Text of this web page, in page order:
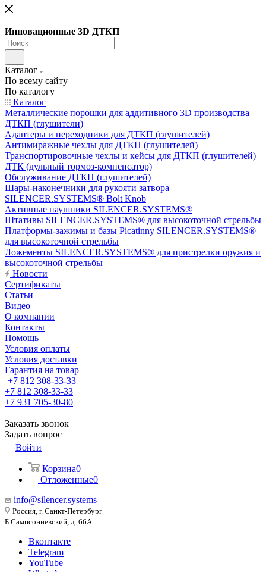
Инновационные 3D ДТКП
Каталог
По всему сайту
По каталогу
Каталог
Металлические порошки для аддитивного 3D производства
ДТКП (глушители)
Адаптеры и переходники для ДТКП (глушителей)
Антимиражные чехлы для ДТКП (глушителей)
Транспортировочные чехлы и кейсы для ДТКП (глушителей)
ДТК (дульный тормоз-компенсатор)
Обслуживание ДТКП (глушителей)
Шары-наконечники для рукояти затвора
SILENCER.SYSTEMS® Bolt Knob
Активные наушники SILENCER.SYSTEMS®
Штативы SILENCER.SYSTEMS® для высокоточной стрельбы
Платформы-зажимы и базы Picatinny SILENCER.SYSTEMS®
для высокоточной стрельбы
Ложементы SILENCER.SYSTEMS® для пристрелки оружия и
высокоточной стрельбы
Новости
Сертификаты
Статьи
Видео
О компании
Контакты
Помощь
Условия оплаты
Условия доставки
Гарантия на товар
+7 812 308-33-33
+7 812 308-33-33
+7 931 705-30-80
Заказать звонок
Задать вопрос
Войти
Корзина0
Отложенные0
info@silencer.systems
Россия, г. Санкт-Петербург
Б.Сампсониевский, д. 66А
Вконтакте
Telegram
YouTube